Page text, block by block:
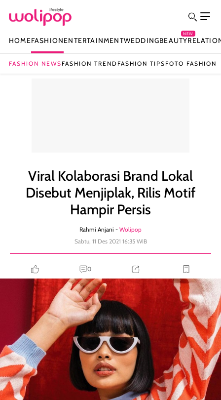
HOMEFASHIONENTERTAINMENTWEDDINGBEAUTY
NEW
FASHION NEWS FASHION TREND FASHION TIPS FOTO FASHION
Viral Kolaborasi Brand Lokal
Disebut Menjiplak, Rilis Motif
Hampir Persis
Rahmi Anjani - Wolipop
Sabtu, 11 Des 2021 16:35 WIB
0